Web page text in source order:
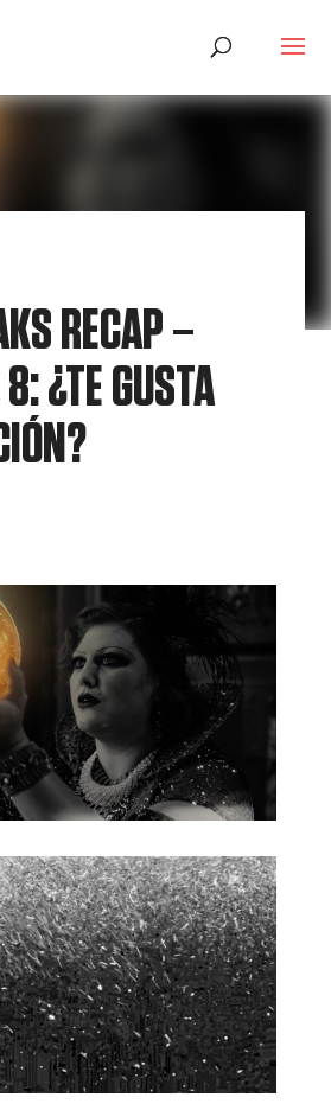
RECAP –
8: ¿TE GUSTA